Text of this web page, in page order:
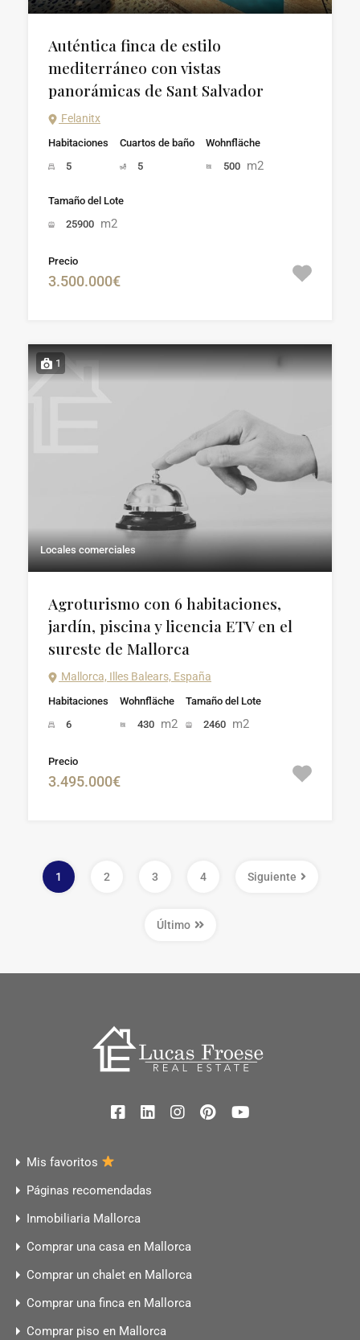
Auténtica finca de estilo
mediterráneo con vistas
panorámicas de Sant Salvador
Felanitx
Habitaciones
5
Cuartos de baño
5
Wohnfläche
500 m2
Tamaño del Lote
25900 m2
Precio
3.500.000€
1
Locales comerciales
Agroturismo con 6 habitaciones,
jardín, piscina y licencia ETV en el
sureste de Mallorca
Mallorca, Illes Balears, España
Habitaciones
6
Wohnfläche
430 m2
Tamaño del Lote
2460 m2
Precio
3.495.000€
1 2 3 4 Siguiente
Último
Mis favoritos
Páginas recomendadas
Inmobiliaria Mallorca
Comprar una casa en Mallorca
Comprar un chalet en Mallorca
Comprar una finca en Mallorca
Comprar piso en Mallorca